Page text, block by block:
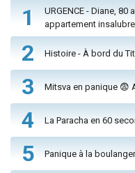
1
URGENCE - Diane, 80
appartement insalubre
2 Histoire - À bord du
3 Mitsva en panique 😨
4 La Paracha en 60
5 Panique à la